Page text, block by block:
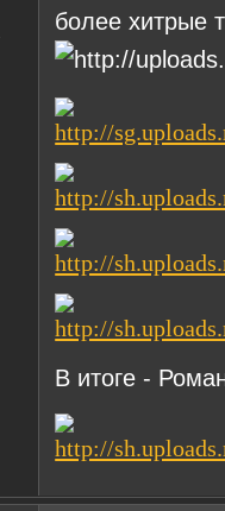
более хитрые
В итоге -